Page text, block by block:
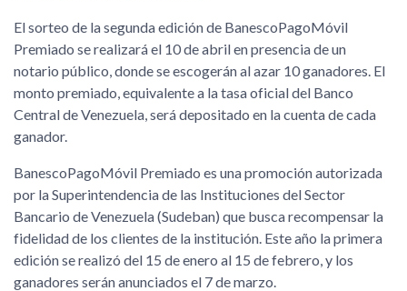
El sorteo de la segunda edición de BanescoPagoMóvil
Premiado se realizará el 10 de abril en presencia de un
notario público, donde se escogerán al azar 10 ganadores. El
monto premiado, equivalente a la tasa oficial del Banco
Central de Venezuela, será depositado en la cuenta de cada
ganador.
BanescoPagoMóvil Premiado es una promoción autorizada
por la Superintendencia de las Instituciones del Sector
Bancario de Venezuela (Sudeban) que busca recompensar la
fidelidad de los clientes de la institución. Este año la primera
edición se realizó del 15 de enero al 15 de febrero, y los
ganadores serán anunciados el 7 de marzo.